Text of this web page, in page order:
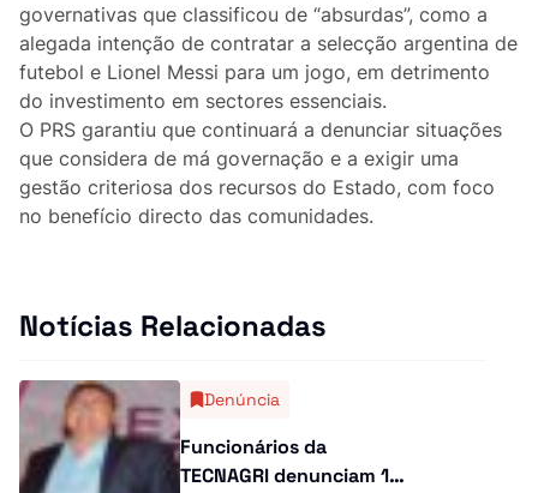
Figuras
Orgulho ou Vergonha?
Vox Populi
Reportagem
Redes Sociais
Curiosidades
Entrevistas
governativas que classificou de “absurdas”, como a
alegada intenção de contratar a selecção argentina de
futebol e Lionel Messi para um jogo, em detrimento
do investimento em sectores essenciais.
O PRS garantiu que continuará a denunciar situações
que considera de má governação e a exigir uma
gestão criteriosa dos recursos do Estado, com foco
no benefício directo das comunidades.
Notícias Relacionadas
Denúncia
Funcionários da
TECNAGRI denunciam 12